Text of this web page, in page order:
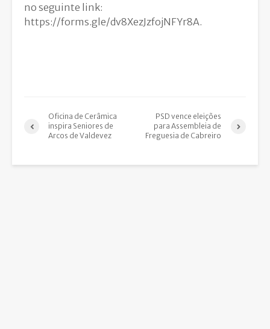
no seguinte link:
https://forms.gle/dv8XezJzfojNFYr8A.
Oficina de Cerâmica
inspira Seniores de
Arcos de Valdevez
PSD vence eleições
para Assembleia de
Freguesia de Cabreiro